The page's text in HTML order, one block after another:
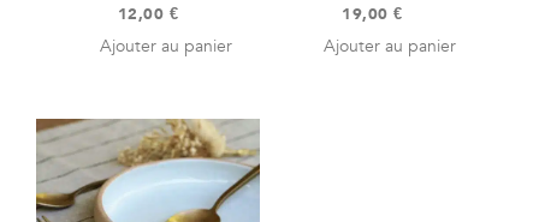
12,00 €
Ajouter au panier
19,00€
Ajouter au panier